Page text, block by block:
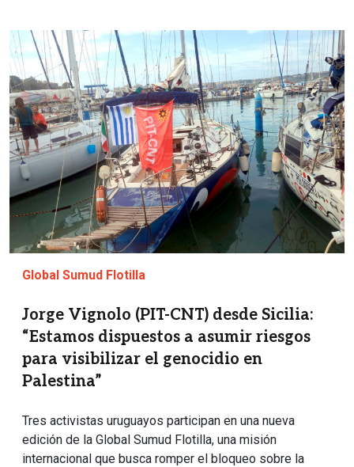
Imagen
Global Sumud Flotilla
Jorge Vignolo (PIT-CNT) desde Sicilia:
“Estamos dispuestos a asumir riesgos
para visibilizar el genocidio en
Palestina”
Tres activistas uruguayos participan en una nueva
edición de la Global Sumud Flotilla, una misión
internacional que busca romper el bloqueo sobre la